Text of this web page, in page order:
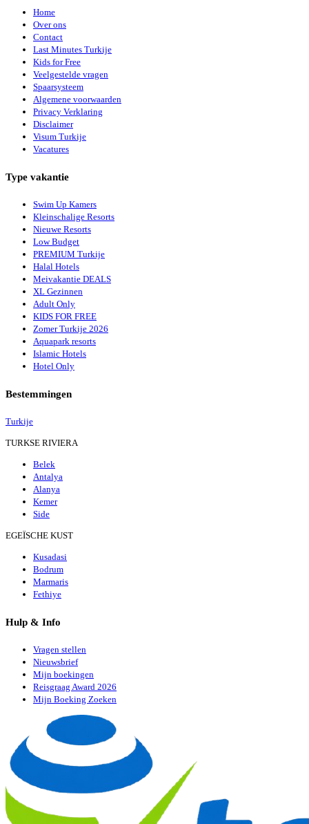
Home
Over ons
Contact
Last Minutes Turkije
Kids for Free
Veelgestelde vragen
Spaarsysteem
Algemene voorwaarden
Privacy Verklaring
Disclaimer
Visum Turkije
Vacatures
Type vakantie
Swim Up Kamers
Kleinschalige Resorts
Nieuwe Resorts
Low Budget
PREMIUM Turkije
Halal Hotels
Meivakantie DEALS
XL Gezinnen
Adult Only
KIDS FOR FREE
Zomer Turkije 2026
Aquapark resorts
Islamic Hotels
Hotel Only
Bestemmingen
Turkije
TURKSE RIVIERA
Belek
Antalya
Alanya
Kemer
Side
EGEÏSCHE KUST
Kusadasi
Bodrum
Marmaris
Fethiye
Hulp & Info
Vragen stellen
Nieuwsbrief
Mijn boekingen
Reisgraag Award 2026
Mijn Boeking Zoeken